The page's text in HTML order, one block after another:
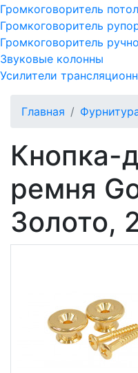
Громкоговоритель
Громкоговоритель
Громкоговоритель
Звуковые колонны
Усилители
Главная
Кнопка-
ремня
Золото,